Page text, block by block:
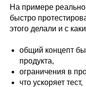
На примере
быстро
этого делали и с
общий концепт
продукта,
ограничения в
что ускоряет тест,